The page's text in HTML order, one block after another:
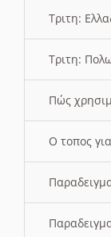
Τριτη:
Τριτη:
Πώς
O τοπος